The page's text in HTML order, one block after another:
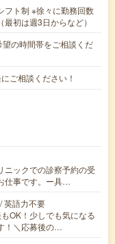
フト制 ※徐々に勤務回数
初は週3日からなど）
の時間帯をご相談くだ
ご相談ください！
ニックでの診察予約の受
仕事です。ー具…
英語力不要
OK！少しでも気になる
！＼応募後の…